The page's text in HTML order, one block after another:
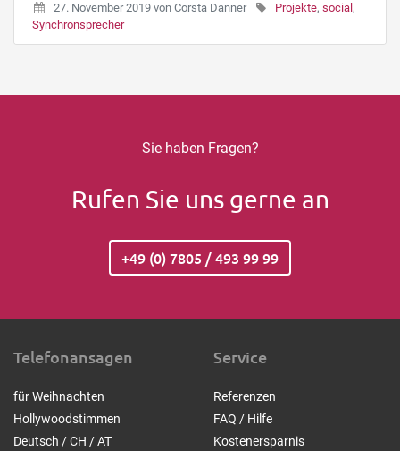
27. November 2019 von Corsta Danner Projekte, social ,
Synchronsprecher
Sie haben Fragen?
Rufen Sie uns gerne an
+49 (0) 7805 / 493 99 99
Telefonansagen
für Weihnachten
Hollywoodstimmen
Deutsch / CH / AT
Service
Referenzen
FAQ / Hilfe
Kostenersparnis